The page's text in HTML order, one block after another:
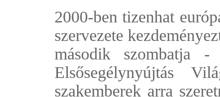
2000-ben tizenhat
szervezete
második szombatja
Elsősegélynyújtás
szakemberek arra